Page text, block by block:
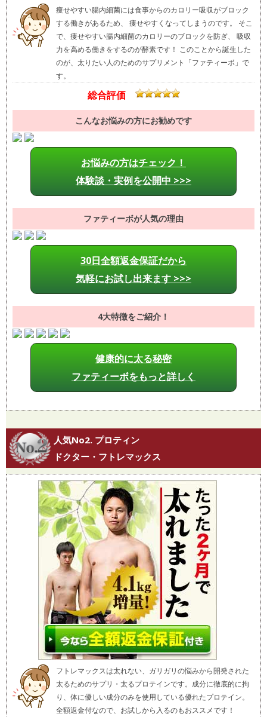
痩せやすい腸内細菌には食事からのカロリー吸収がブロック
する働きがあるため、 痩せやすくなってしまうのです。 そこ
で、痩せやすい腸内細菌のカロリーのブロックを防ぎ、 吸収
力を高める働きをするのが酵素です！ このことから誕生した
のが、太りたい人のためのサプリメント「ファティーボ」で
す。
総合評価
こんなお悩みの方にお勧めです
お悩みの方はチェック！
体験談・実例を公開中 >>>
ファティーボが人気の理由
30日全額返金保証だから
気軽にお試し出来ます >>>
4大特徴をご紹介！
健康的に太る秘密
ファティーボをもっと詳しく
人気No2. プロティン
ドクター・フトレマックス
フトレマックスは太れない、ガリガリの悩みから開発された
太るためのサプリ・太るプロテインです。成分に徹底的に拘
り、体に優しい成分のみを使用している優れたプロテイン。
全額返金付なので、お試しから入るのもおススメです！